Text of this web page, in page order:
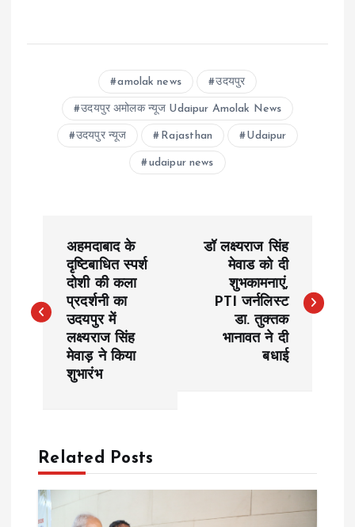
amolak news उदयपुर
उदयपुर अमोलक न्यूज Udaipur Amolak News
उदयपुर न्यूज Rajasthan Udaipur
udaipur news
s
v
अहमदाबाद के
दृष्टिबाधित स्पर्श
दोशी की कला
प्रदर्शनी का
उदयपुर में
लक्ष्यराज सिंह
मेवाड़ ने किया
शुभारंभ
डॉ लक्ष्यराज सिंह
मेवाड को दी
शुभकामनाएं,
PTI जर्नलिस्ट
डा. तुक्तक
भानावत ने दी
बधाई
Related Posts